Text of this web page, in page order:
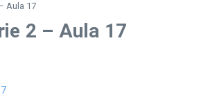
Aula 17
2 – Aula 17